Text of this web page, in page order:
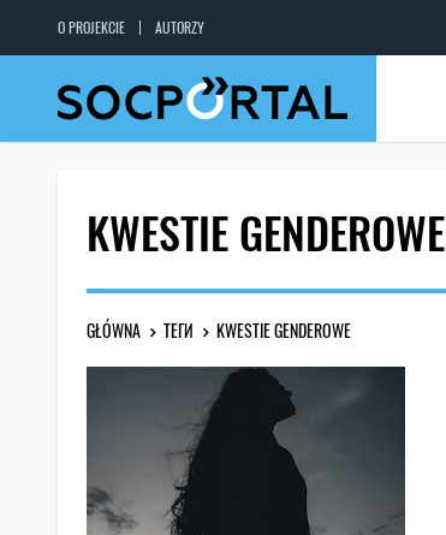
O PROJEKCIE AUTORZY
KWESTIE GENDEROWE
GŁÓWNA ТЕГИ KWESTIE GENDEROWE